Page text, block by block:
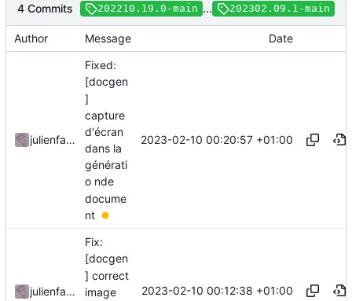
4 Commits 202210.19.0-main ... 202302.09.1-main
Author Message Date
julienfastre
Fixed:
[docgen
]
capture
d'écran
dans la
générati
o nde
docume
nt
2023-02-10 00:20:57 +01:00
julienfastre
Fix:
[docgen
] correct
image
2023-02-10 00:12:38 +01:00